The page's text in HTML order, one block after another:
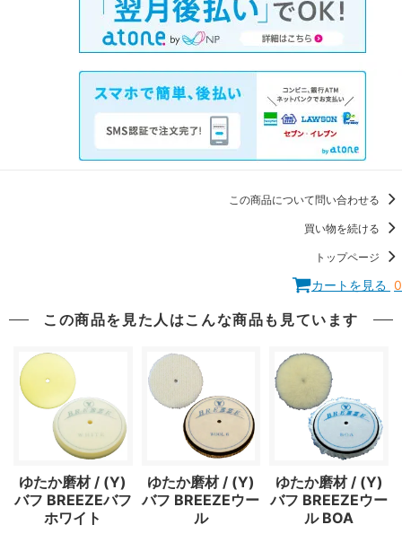
この商品について問い合わせる
買い物を続ける
トップページ
カートを見る 0
この商品を見た人はこんな商品も見ています
ゆたか磨材 / (Y)
バフ BREEZEバフ
ホワイト
ゆたか磨材 / (Y)
バフ BREEZEウー
ル
ゆたか磨材 / (Y)
バフ BREEZEウー
ル BOA